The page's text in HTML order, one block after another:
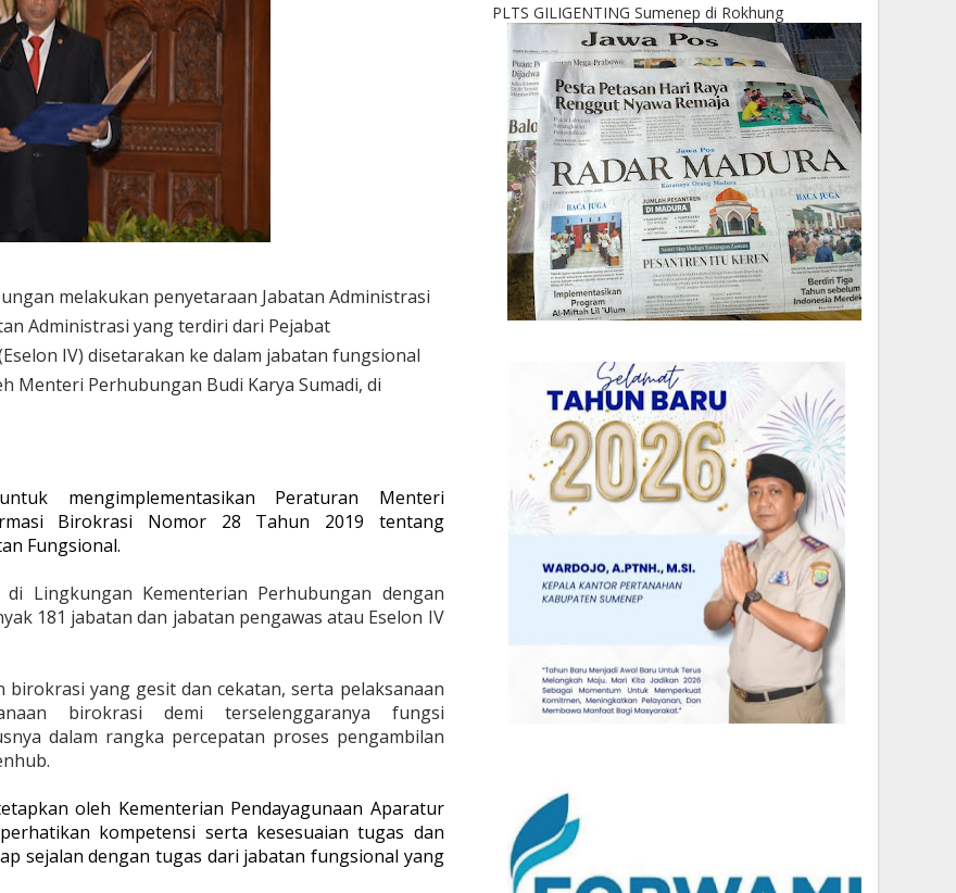
melakukan penyetaraan Jabatan Administrasi
Administrasi yang terdiri dari Pejabat
IV) disetarakan ke dalam jabatan fungsional
Menteri Perhubungan Budi Karya Sumadi, di
mengimplementasikan Peraturan Menteri
Birokrasi Nomor 28 Tahun 2019 tentang
Fungsional.
Lingkungan Kementerian Perhubungan dengan
181 jabatan dan jabatan pengawas atau Eselon IV
yang gesit dan cekatan, serta pelaksanaan
birokrasi demi terselenggaranya fungsi
dalam rangka percepatan proses pengambilan
oleh Kementerian Pendayagunaan Aparatur
kompetensi serta kesesuaian tugas dan
sejalan dengan tugas dari jabatan fungsional yang
PLTS GILIGENTING Sumenep di Rokhung